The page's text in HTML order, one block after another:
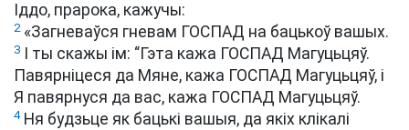
Іддо, прарока, кажучы:
2«Загневаўся гневам ГОСПАД на бацькоў вашых.
3
І ты скажы ім: “Гэта кажа ГОСПАД Магуцьцяў.
Павярніцеся да Мяне, кажа ГОСПАД Магуцьцяў, і
Я павярнуся да вас, кажа ГОСПАД Магуцьцяў.
4Ня будзьце як бацькі вашыя, да якіх клікалі